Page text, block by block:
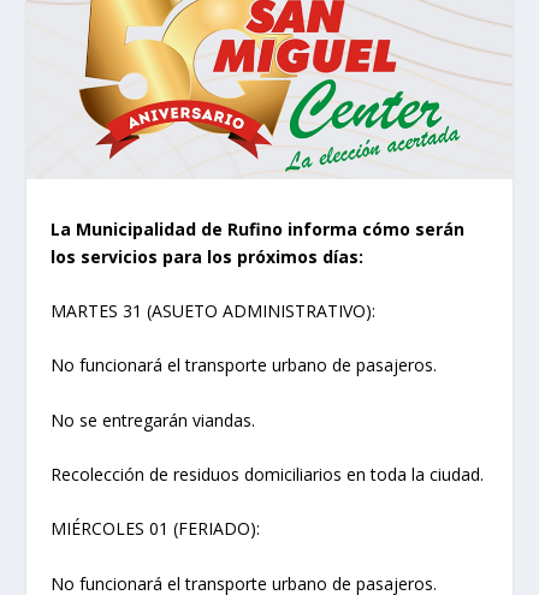
La Municipalidad de Rufino informa cómo serán
los servicios para los próximos días:
MARTES 31 (ASUETO ADMINISTRATIVO):
No funcionará el transporte urbano de pasajeros.
No se entregarán viandas.
Recolección de residuos domiciliarios en toda la ciudad.
MIÉRCOLES 01 (FERIADO):
No funcionará el transporte urbano de pasajeros.